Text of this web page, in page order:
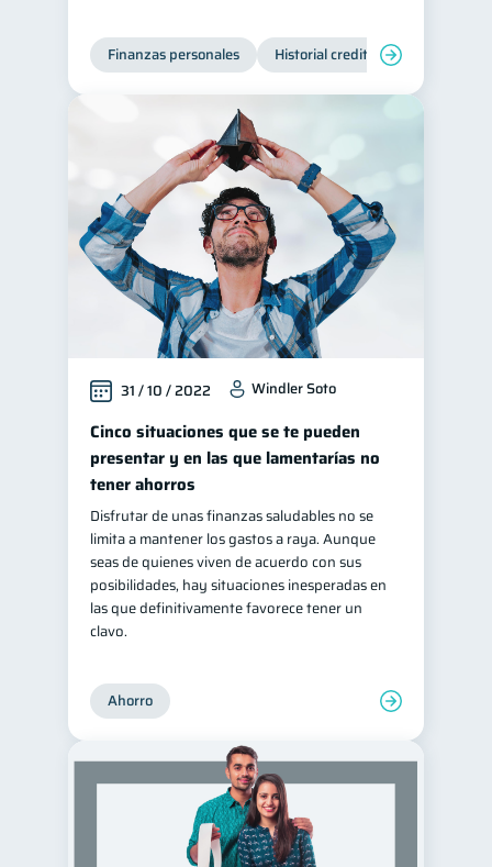
Cuenta Abandonada
Inversiones
1
Finanzas Personales 1
Finanzas en Pareja 1
Educación Financiera 1
Fraudes
Información financiera 1
inversiones 1 ahorro 1
información financiera
Finanzas personales Historial crediticio
31 / 10 / 2022 Windler Soto
Cinco situaciones que se te pueden
presentar y en las que lamentarías no
tener ahorros
Disfrutar de unas finanzas saludables no se
limita a mantener los gastos a raya. Aunque
seas de quienes viven de acuerdo con sus
posibilidades, hay situaciones inesperadas en
las que definitivamente favorece tener un
clavo.
Ahorro